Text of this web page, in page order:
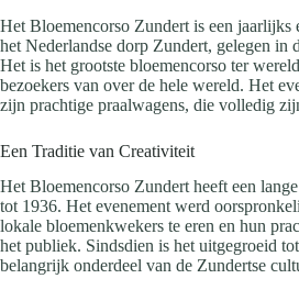
Het Bloemencorso Zundert is een jaarlijks
het Nederlandse dorp Zundert, gelegen in
Het is het grootste bloemencorso ter
bezoekers van over de hele wereld. Het
zijn prachtige praalwagens, die volledig
Een Traditie van Creativiteit
Het Bloemencorso Zundert heeft een
tot 1936. Het evenement werd
lokale bloemenkwekers te eren en hun
het publiek. Sindsdien is het uitgegroeid
belangrijk onderdeel van de Zundertse